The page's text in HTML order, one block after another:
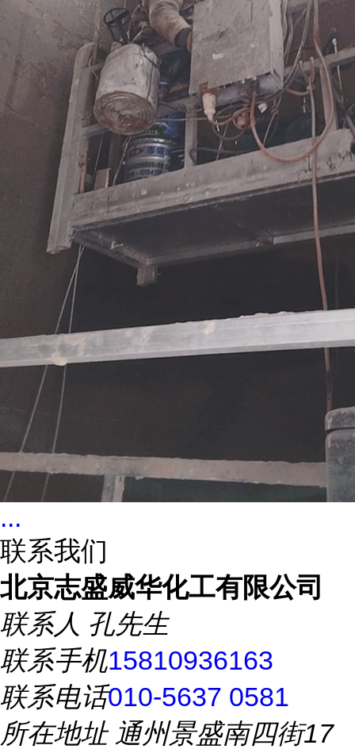
...
联系我们
北京志盛威华化工有限公司
联系人 孔先生
联系手机15810936163
联系电话010-5637 0581
所在地址通州景盛南四街17